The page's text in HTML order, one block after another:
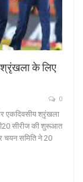
के लिए
0
एकदिवसीय श्रृंखला
सीरीज की शुरूआत
चयन समिति ने 20